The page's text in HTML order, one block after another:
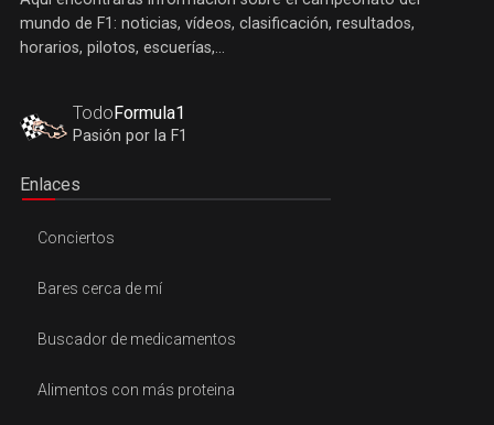
mundo de F1: noticias, vídeos, clasificación, resultados,
horarios, pilotos, escuerías,...
TodoFormula1
Pasión por la F1
Enlaces
Conciertos
Bares cerca de mí
Buscador de medicamentos
Alimentos con más proteina